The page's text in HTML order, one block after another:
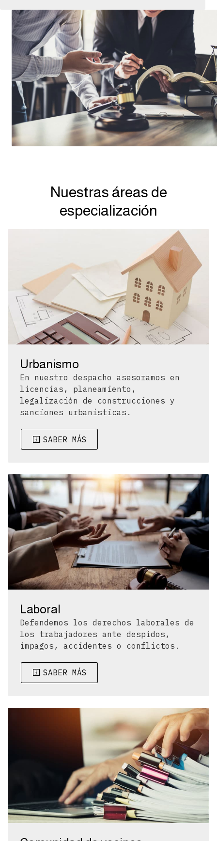
profesionalidad y amplia experiencia,
gracias a la formación y trayectoria
jurídica de nuestro equipo de
abogados, que se encuentran en
continua actualización de sus
conocimientos para ejecutarlos de
forma inmediata.
Si está buscando unabogado en
Ferrol, no dude encontactarcon
nosotros. Confíe en nosotros y
obtenga la mejor representación
Nuestras áreas de
especialización
Urbanismo
En nuestro despacho asesoramos en
licencias, planeamiento,
legalización de construcciones y
sanciones urbanísticas.
SABER MÁS
Laboral
Defendemos los derechos laborales de
los trabajadores ante despidos,
impagos, accidentes o conflictos.
SABER MÁS